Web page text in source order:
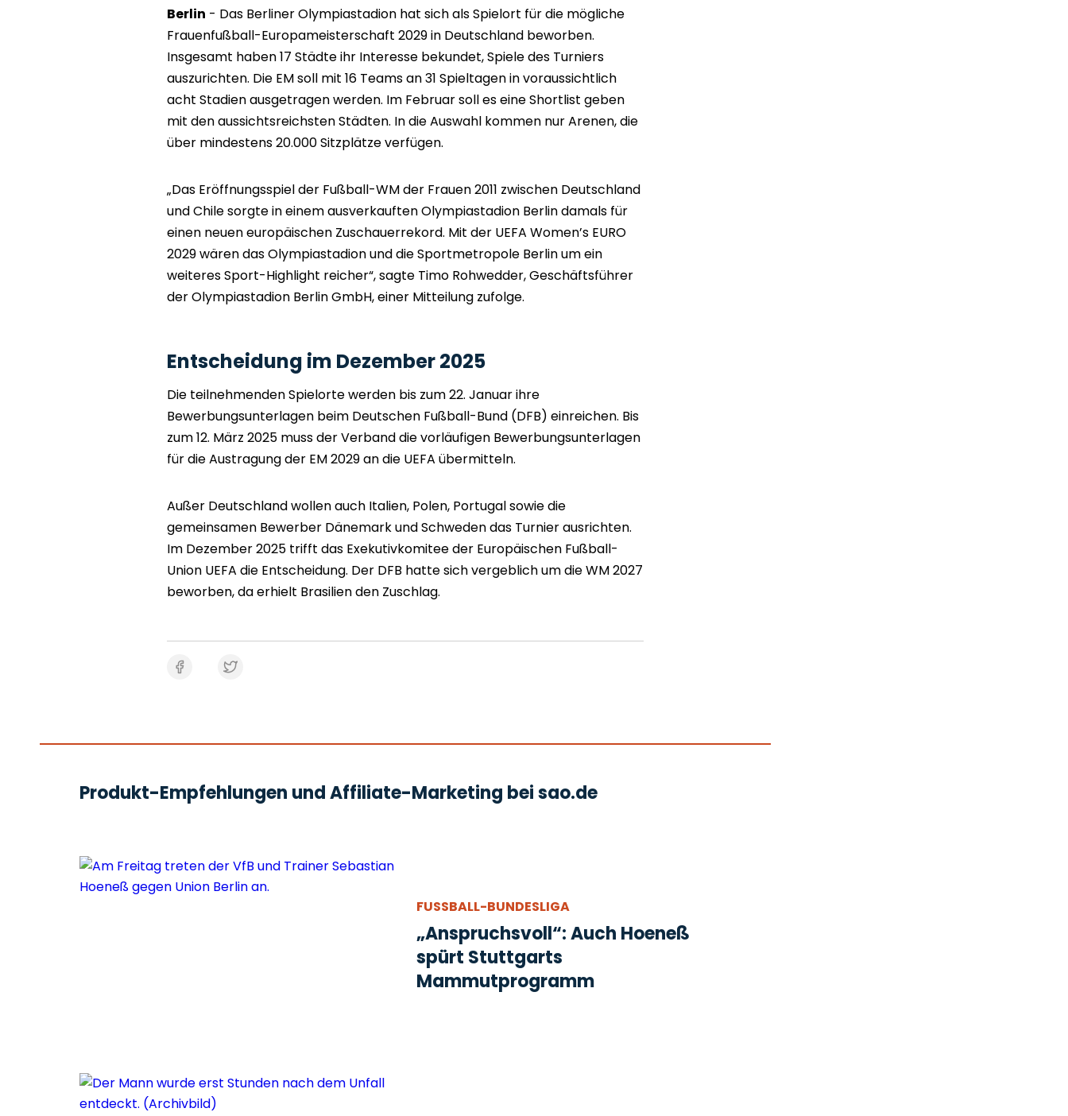
Berlin - Das Berliner Olympiastadion hat sich als Spielort für die mögliche
Frauenfußball-Europameisterschaft 2029 in Deutschland beworben.
Insgesamt haben 17 Städte ihr Interesse bekundet, Spiele des Turniers
auszurichten. Die EM soll mit 16 Teams an 31 Spieltagen in voraussichtlich
acht Stadien ausgetragen werden. Im Februar soll es eine Shortlist geben
mit den aussichtsreichsten Städten. In die Auswahl kommen nur Arenen, die
über mindestens 20.000 Sitzplätze verfügen.
„Das Eröffnungsspiel der Fußball-WM der Frauen 2011 zwischen Deutschland
und Chile sorgte in einem ausverkauften Olympiastadion Berlin damals für
einen neuen europäischen Zuschauerrekord. Mit der UEFA Women’s EURO
2029 wären das Olympiastadion und die Sportmetropole Berlin um ein
weiteres Sport-Highlight reicher“, sagte Timo Rohwedder, Geschäftsführer
der Olympiastadion Berlin GmbH, einer Mitteilung zufolge.
Entscheidung im Dezember 2025
Die teilnehmenden Spielorte werden bis zum 22. Januar ihre
Bewerbungsunterlagen beim Deutschen Fußball-Bund (DFB) einreichen. Bis
zum 12. März 2025 muss der Verband die vorläufigen Bewerbungsunterlagen
für die Austragung der EM 2029 an die UEFA übermitteln.
Außer Deutschland wollen auch Italien, Polen, Portugal sowie die
gemeinsamen Bewerber Dänemark und Schweden das Turnier ausrichten.
Im Dezember 2025 trifft das Exekutivkomitee der Europäischen Fußball-
Union UEFA die Entscheidung. Der DFB hatte sich vergeblich um die WM 2027
beworben, da erhielt Brasilien den Zuschlag.
Produkt-Empfehlungen und Affiliate-Marketing bei sao.de
FUSSBALL-BUNDESLIGA
„Anspruchsvoll“: Auch Hoeneß
spürt Stuttgarts
Mammutprogramm